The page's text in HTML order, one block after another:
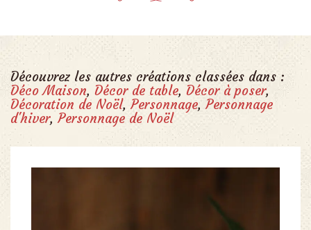
Découvrez les autres créations classées dans :
Déco Maison, Décor de table, Décor à poser,
Décoration de Noël,Personnage,Personnage
d'hiver,Personnage de Noël